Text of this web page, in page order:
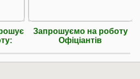
Запрошуємо на роботу
Офіціантів